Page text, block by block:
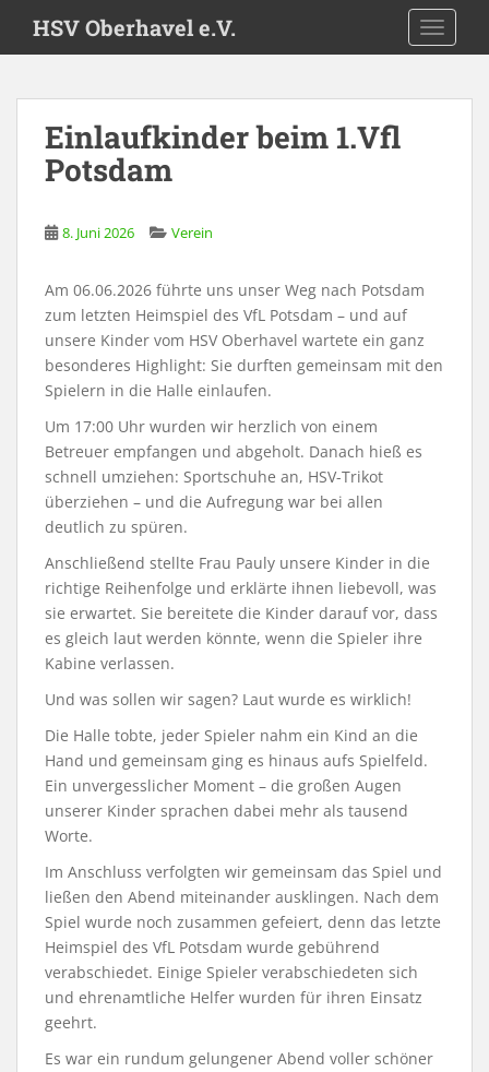
i
HSV Oberhavel e.V.
Einlaufkinder beim 1.Vfl
Potsdam
8. Juni 2026 Verein
Am 06.06.2026 führte uns unser Weg nach Potsdam
zum letzten Heimspiel des VfL Potsdam – und auf
unsere Kinder vom HSV Oberhavel wartete ein ganz
besonderes Highlight: Sie durften gemeinsam mit den
Spielern in die Halle einlaufen.
Um 17:00 Uhr wurden wir herzlich von einem
Betreuer empfangen und abgeholt. Danach hieß es
schnell umziehen: Sportschuhe an, HSV-Trikot
überziehen – und die Aufregung war bei allen
deutlich zu spüren.
Anschließend stellte Frau Pauly unsere Kinder in die
richtige Reihenfolge und erklärte ihnen liebevoll, was
sie erwartet. Sie bereitete die Kinder darauf vor, dass
es gleich laut werden könnte, wenn die Spieler ihre
Kabine verlassen.
Und was sollen wir sagen? Laut wurde es wirklich!
Die Halle tobte, jeder Spieler nahm ein Kind an die
Hand und gemeinsam ging es hinaus aufs Spielfeld.
Ein unvergesslicher Moment – die großen Augen
unserer Kinder sprachen dabei mehr als tausend
Worte.
Im Anschluss verfolgten wir gemeinsam das Spiel und
ließen den Abend miteinander ausklingen. Nach dem
Spiel wurde noch zusammen gefeiert, denn das letzte
Heimspiel des VfL Potsdam wurde gebührend
verabschiedet. Einige Spieler verabschiedeten sich
und ehrenamtliche Helfer wurden für ihren Einsatz
geehrt.
Es war ein rundum gelungener Abend voller schöner